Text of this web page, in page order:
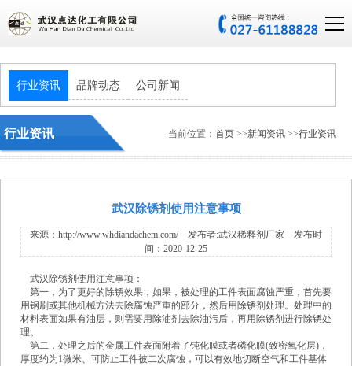
行业资讯 品牌动态 公司新闻
当前位置： 首页 >>新闻资讯 >>行业资讯
行业资讯
武汉除锈剂使用注意事项
来源：http://www.whdiandachem.com/ 发布者:武汉稀释剂厂家 发布时
间：2020-12-25
武汉除锈剂 使用注意事项：
第一，为了更好的除锈效果，如果，被处理的工件表面腐蚀严重，首先要
用钢刷或其他机械方法去除腐蚀严重的部分，然后用除锈剂处理。处理中的
材料表面如果有油层，则需要用除油剂去除油污后，再用除锈剂进行除锈处
理。
第二，处理之后的金属工件表面附着了钝化膜或者磷化膜(致密氧化层)，
厚度约为1微米、可防止工件被二次腐蚀，可以有效地切断空气和工件基体